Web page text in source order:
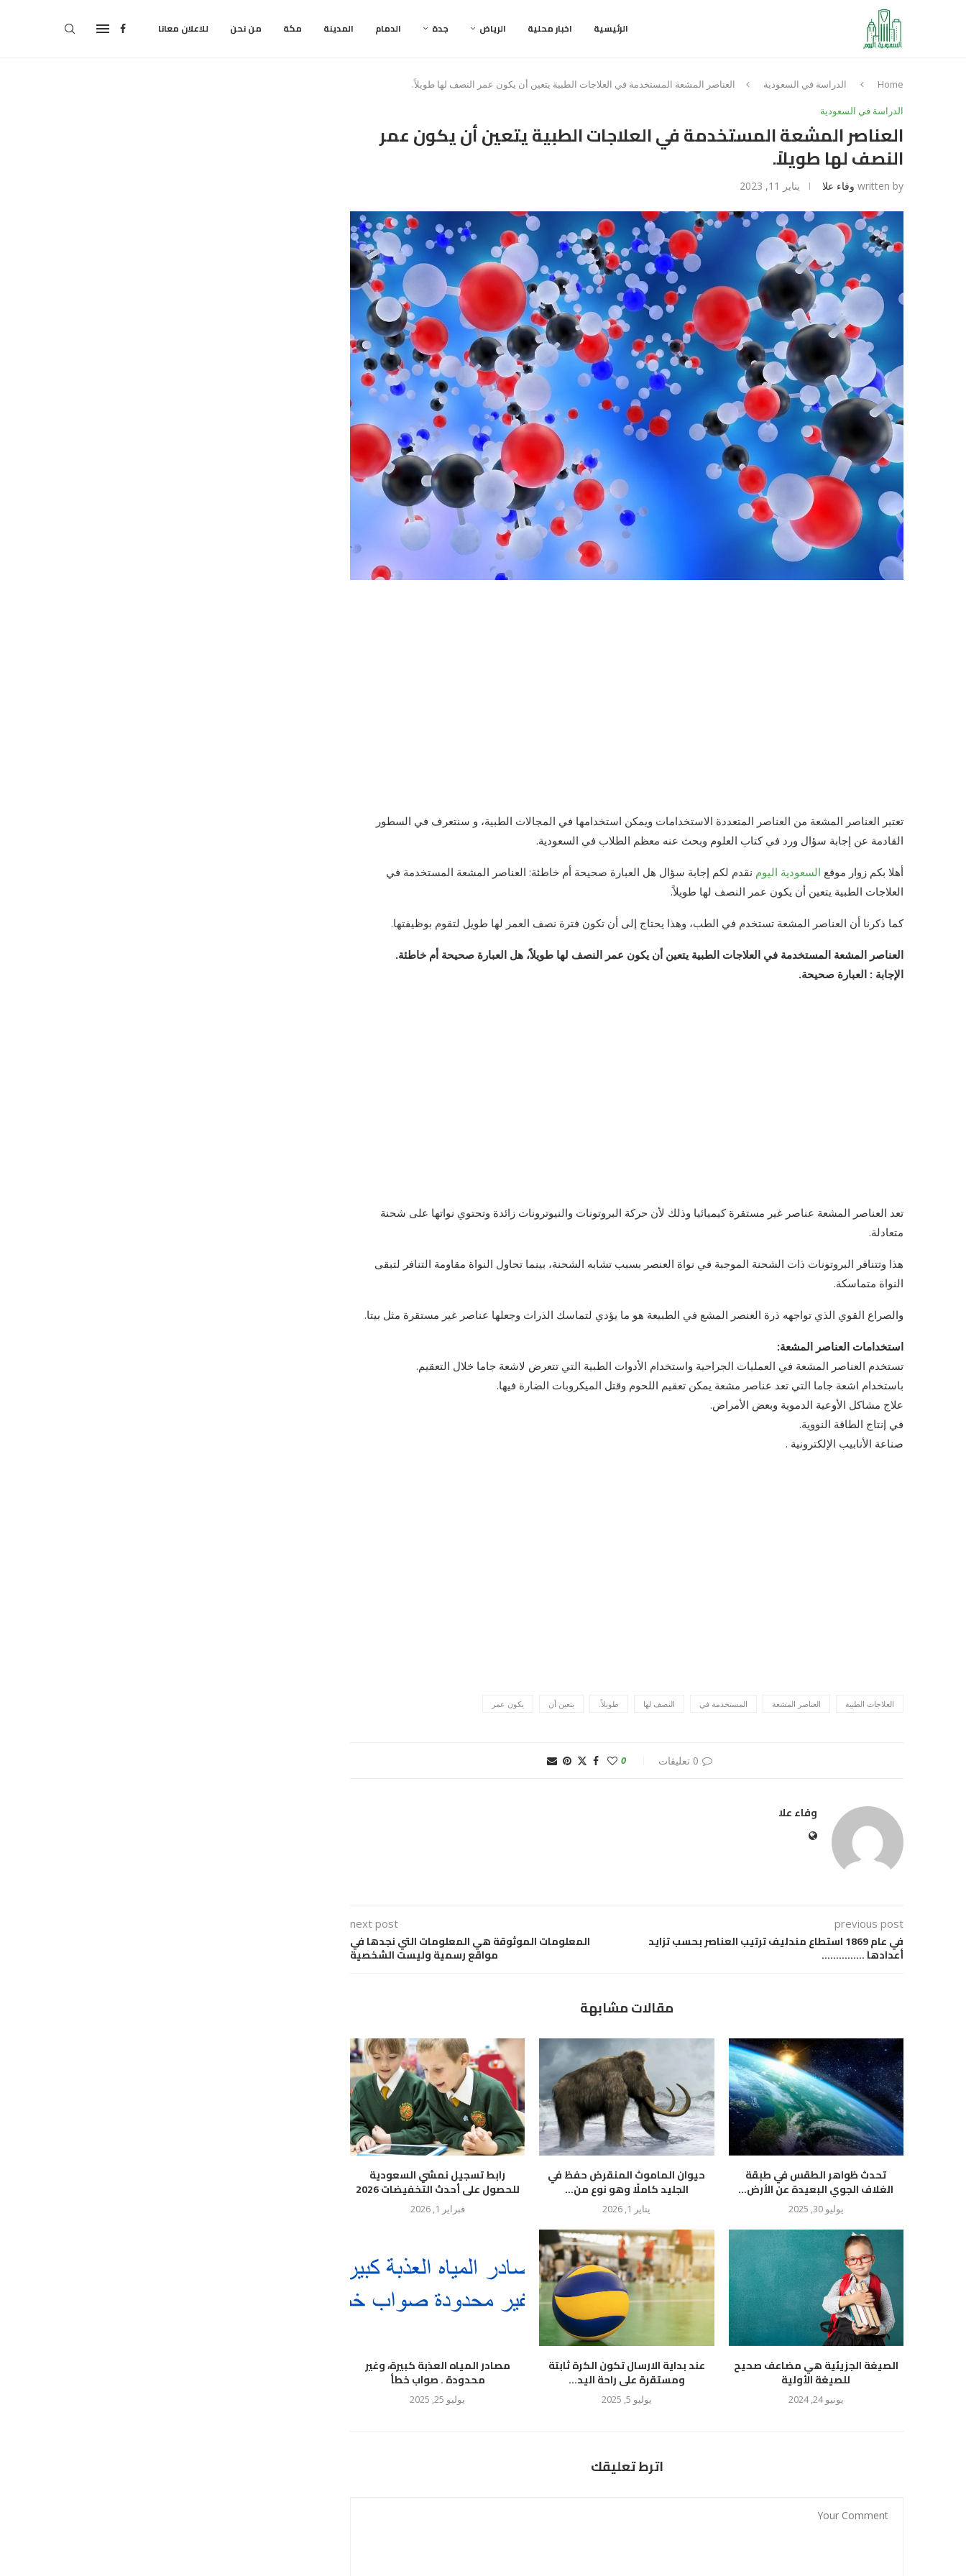
الرئيسية اخبار محلية الرياض جدة الدمام المدينة مكة من نحن للاعلان معانا
Home الدراسة في السعودية العناصر المشعة المستخدمة في العلاجات الطبية يتعين أن يكون عمر النصف لها طويلاً.
الدراسة في السعودية
العناصر المشعة المستخدمة في العلاجات الطبية يتعين أن يكون عمر
النصف لها طويلاً.
written by وفاء علا يناير 11, 2023
تعتبر العناصر المشعة من العناصر المتعددة الاستخدامات ويمكن استخدامها في المجالات الطبية، و سنتعرف في السطور
القادمة عن إجابة سؤال ورد في كتاب العلوم وبحث عنه معظم الطلاب في السعودية.
أهلا بكم زوار موقع السعودية اليوم نقدم لكم إجابة سؤال هل العبارة صحيحة أم خاطئة: العناصر المشعة المستخدمة في
العلاجات الطبية يتعين أن يكون عمر النصف لها طويلاً.
كما ذكرنا أن العناصر المشعة تستخدم في الطب، وهذا يحتاج إلى أن تكون فترة نصف العمر لها طويل لتقوم بوظيفتها.
العناصر المشعة المستخدمة في العلاجات الطبية يتعين أن يكون عمر النصف لها طويلاً، هل العبارة صحيحة أم خاطئة.
الإجابة : العبارة صحيحة.
تعد العناصر المشعة عناصر غير مستقرة كيميائيا وذلك لأن حركة البروتونات والنيوترونات زائدة وتحتوي نواتها على شحنة
متعادلة.
هذا وتتنافر البروتونات ذات الشحنة الموجبة في نواة العنصر بسبب تشابه الشحنة، بينما تحاول النواة مقاومة التنافر لتبقى
النواة متماسكة.
والصراع القوي الذي تواجهه ذرة العنصر المشع في الطبيعة هو ما يؤدي لتماسك الذرات وجعلها عناصر غير مستقرة مثل بيتا.
استخدامات العناصر المشعة:
تستخدم العناصر المشعة في العمليات الجراحية واستخدام الأدوات الطبية التي تتعرض لاشعة جاما خلال التعقيم.
باستخدام اشعة جاما التي تعد عناصر مشعة يمكن تعقيم اللحوم وقتل الميكروبات الضارة فيها.
علاج مشاكل الأوعية الدموية وبعض الأمراض.
في إنتاج الطاقة النووية.
صناعة الأنابيب الإلكترونية .
العلاجات الطبية العناصر المشعة المستخدمة في النصف لها طويلاً. يتعين أن يكون عمر
0 تعليقات 0
وفاء علا
previous post
في عام 1869 استطاع مندليف ترتيب العناصر بحسب تزايد
أعدادها ……………
next post
المعلومات الموثوقة هي المعلومات التي نجدها في
مواقع رسمية وليست الشخصية
مقالات مشابهة
رابط تسجيل نمشي السعودية
للحصول على أحدث التخفيضات 2026
فبراير 1, 2026
حيوان الماموث المنقرض حفظ في
الجليد كاملًا وهو نوع من...
يناير 1, 2026
تحدث ظواهر الطقس في طبقة
الغلاف الجوي البعيدة عن الأرض...
يوليو 30, 2025
مصادر المياه العذبة كبيرة، وغير
محدودة . صواب خطأ
يوليو 25, 2025
عند بداية الارسال تكون الكرة ثابتة
ومستقرة على راحة اليد...
يوليو 5, 2025
الصيغة الجزيئية هي مضاعف صحيح
للصيغة الأولية
يونيو 24, 2024
اترط تعليقك